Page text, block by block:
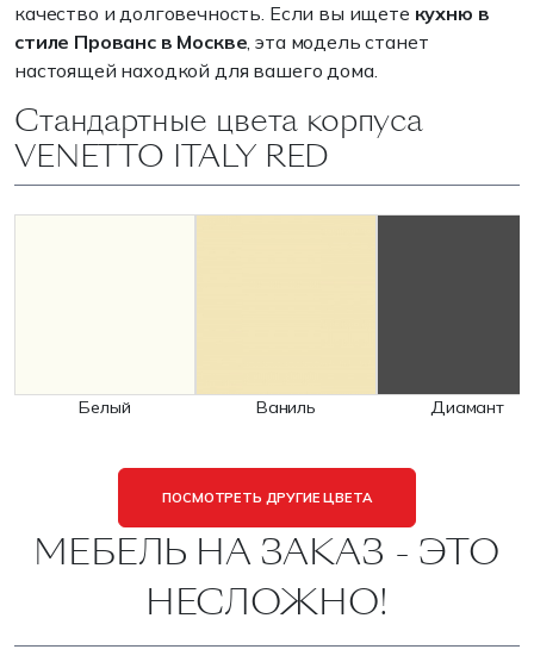
качество и долговечность. Если вы ищете кухню в
стиле Прованс в Москве, эта модель станет
настоящей находкой для вашего дома.
Стандартные цвета корпуса
VENETTO ITALY RED
Белый Ваниль Диамант
ПОСМОТРЕТЬ ДРУГИЕ ЦВЕТА
МЕБЕЛЬ НА ЗАКАЗ - ЭТО
НЕСЛОЖНО!